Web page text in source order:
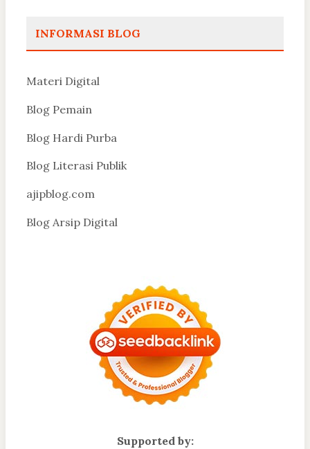
INFORMASI BLOG
Materi Digital
Blog Pemain
Blog Hardi Purba
Blog Literasi Publik
ajipblog.com
Blog Arsip Digital
Supported by: